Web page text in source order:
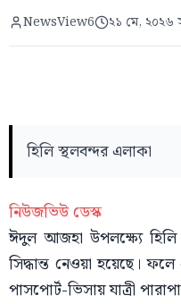
NewsView6 ২১ মে, ২০২৬
হিলি স্থলবন্দর এলাকা
নিউজভিউ ডেস্ক
ঈদুল আজহা উপলক্ষ্যে হিলি
সিদ্ধান্ত নেওয়া হয়েছে।
পাসপোর্ট-ভিসায় যাত্রী